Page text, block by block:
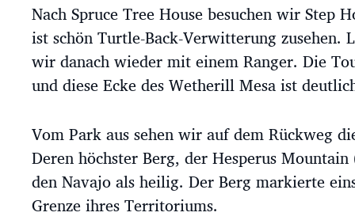
Nach Spruce Tree House besuchen wir Step
ist schön Turtle-Back-Verwitterung zusehen.
wir danach wieder mit einem Ranger. Die
und diese Ecke des Wetherill Mesa ist
Vom Park aus sehen wir auf dem Rückweg
Deren höchster Berg, der Hesperus
den Navajo als heilig. Der Berg markierte
Grenze ihres Territoriums.